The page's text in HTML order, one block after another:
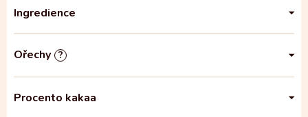
Ingredience
Ořechy ?
Procento kakaa